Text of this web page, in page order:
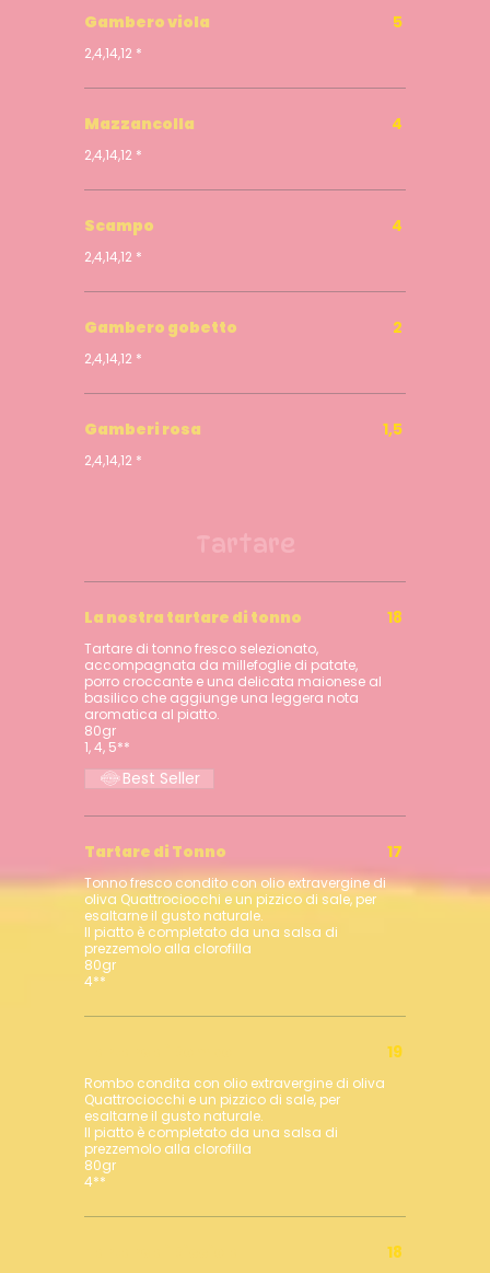
Gambero viola
2,4,14,12 *
5
Mazzancolla
2,4,14,12 *
4
Scampo
2,4,14,12 *
4
Gambero gobetto
2,4,14,12 *
2
Gamberi rosa
2,4,14,12 *
1,5
La nostra tartare di tonno
Tartare di tonno fresco selezionato,
accompagnata da millefoglie di patate,
porro croccante e una delicata maionese al
basilico che aggiunge una leggera nota
aromatica al piatto.
80gr
1, 4, 5**
18
Best Seller
Tartare di Tonno
Tonno fresco condito con olio extravergine di
oliva Quattrociocchi e un pizzico di sale, per
esaltarne il gusto naturale.
Il piatto è completato da una salsa di
prezzemolo alla clorofilla
80gr
4**
17
Rombo condita con olio extravergine di oliva
Quattrociocchi e un pizzico di sale, per
esaltarne il gusto naturale.
Il piatto è completato da una salsa di
prezzemolo alla clorofilla
80gr
4**
19
18